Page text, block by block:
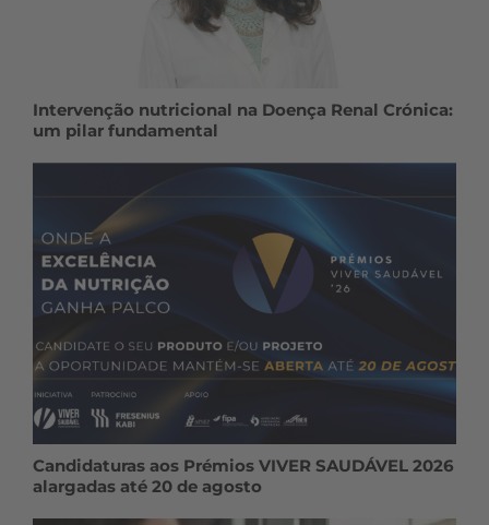
Intervenção nutricional na Doença Renal Crónica:
um pilar fundamental
Candidaturas aos Prémios VIVER SAUDÁVEL 2026
alargadas até 20 de agosto